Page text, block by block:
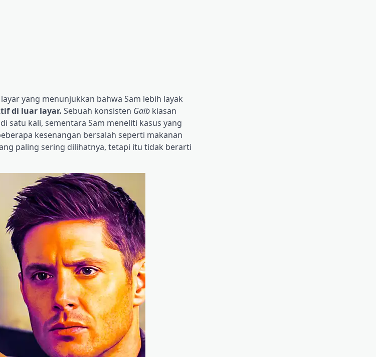
yang menunjukkan bahwa Sam lebih layak
di luar layar. Sebuah konsisten Gaib kiasan
satu kali, sementara Sam meneliti kasus yang
kesenangan bersalah seperti makanan
paling sering dilihatnya, tetapi itu tidak berarti